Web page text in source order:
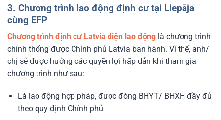
3. Chương trình lao động định cư tại Liepāja
cùng EFP
Chương trình định cư Latvia diện lao động là chương trình
chính thống được Chính phủ Latvia ban hành. Vì thế, anh/
chị sẽ được hưởng các quyền lợi hấp dẫn khi tham gia
chương trình như sau:
Là lao động hợp pháp, được đóng BHYT/ BHXH đầy đủ
theo quy định Chính phủ